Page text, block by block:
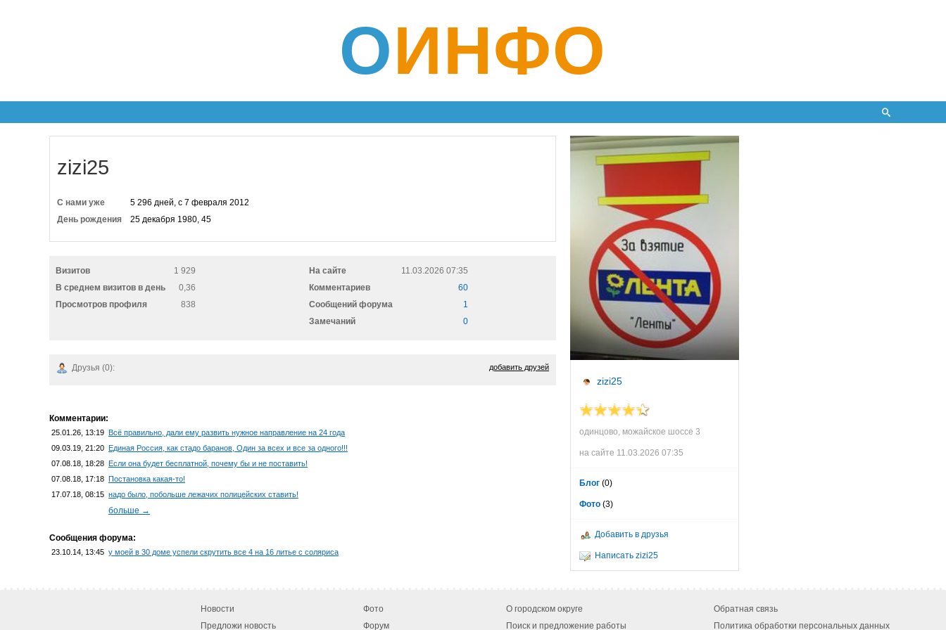
ОИНФО
zizi25
С нами уже
5 296 дней, с 7 февраля 2012
День рождения
25 декабря 1980, 45
Визитов
1 929
В среднем визитов в день
0,36
Просмотров профиля
838
На сайте
11.03.2026 07:35
Комментариев
60
Cообщений форума
1
Замечаний
0
Друзья (0): добавить друзей
Комментарии:
25.01.26, 13:19 Всё правильно, дали ему развить нужное направление на 24 года
09.03.19, 21:20 Единая Россия, как стадо баранов, Один за всех и все за одного!!!
07.08.18, 18:28 Если она будет бесплатной, почему бы и не поставить!
07.08.18, 17:18 Постановка какая-то!
17.07.18, 08:15 надо было, побольше лежачих полицейских ставить!
больше →
Сообщения форума:
23.10.14, 13:45 у моей в 30 доме успели скрутить все 4 на 16 литье с соляриса
zizi25
одинцово, можайское шоссе 3
на сайте 11.03.2026 07:35
Блог (0)
Фото (3)
Добавить в друзья
Написать zizi25
Новости
Предложи новость
Фото
Форум
О городском округе
Поиск и предложение работы
Обратная связь
Политика обработки персональных данных